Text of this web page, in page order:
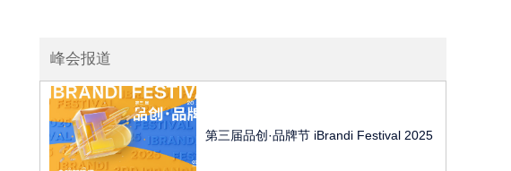
峰会报道
第三届品创·品牌节 iBrandi Festival 2025